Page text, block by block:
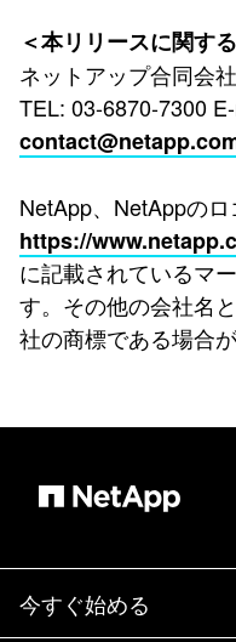
＜本リリースに関す
ネットアップ合同会
TEL: 03-6870-7300 E-
NetApp、NetAppのロ
https://
に記載されているマ
す。その他の会社名
社の商標である場合が
今すぐ始める